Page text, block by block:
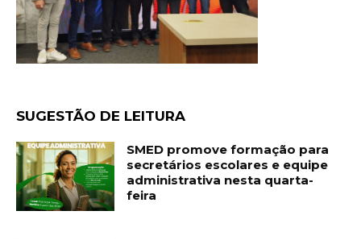
SUGESTÃO DE LEITURA
SMED promove formação para
secretários escolares e equipe
administrativa nesta quarta-
feira